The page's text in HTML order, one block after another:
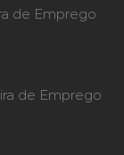
de Emprego
de Emprego